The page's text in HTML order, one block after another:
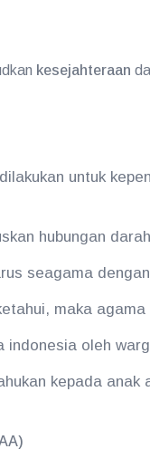
kesejahteraan
untuk
hubungan
seagama
maka
indonesia oleh
kepada